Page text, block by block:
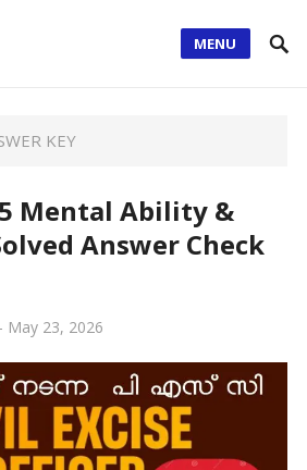
MENU
KEY
Mental Ability &
Answer Check
May 23, 2026